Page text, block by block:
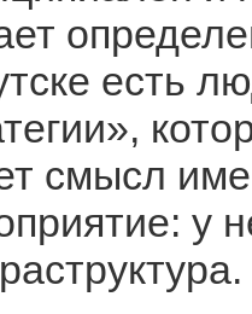
есть
смысл
у